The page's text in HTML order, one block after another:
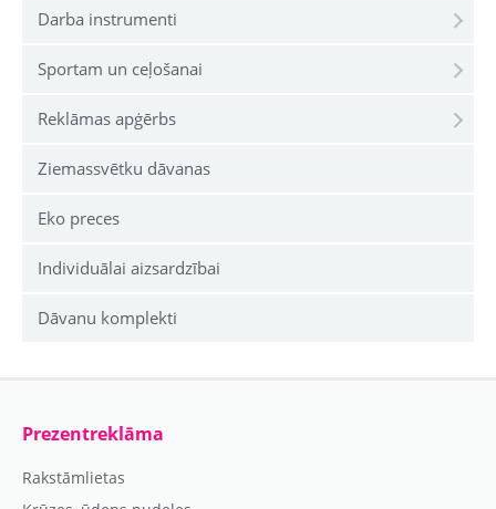
Darba instrumenti
Sportam un ceļošanai
Reklāmas apģērbs
Ziemassvētku dāvanas
Eko preces
Individuālai aizsardzībai
Dāvanu komplekti
Prezentreklāma
Rakstāmlietas